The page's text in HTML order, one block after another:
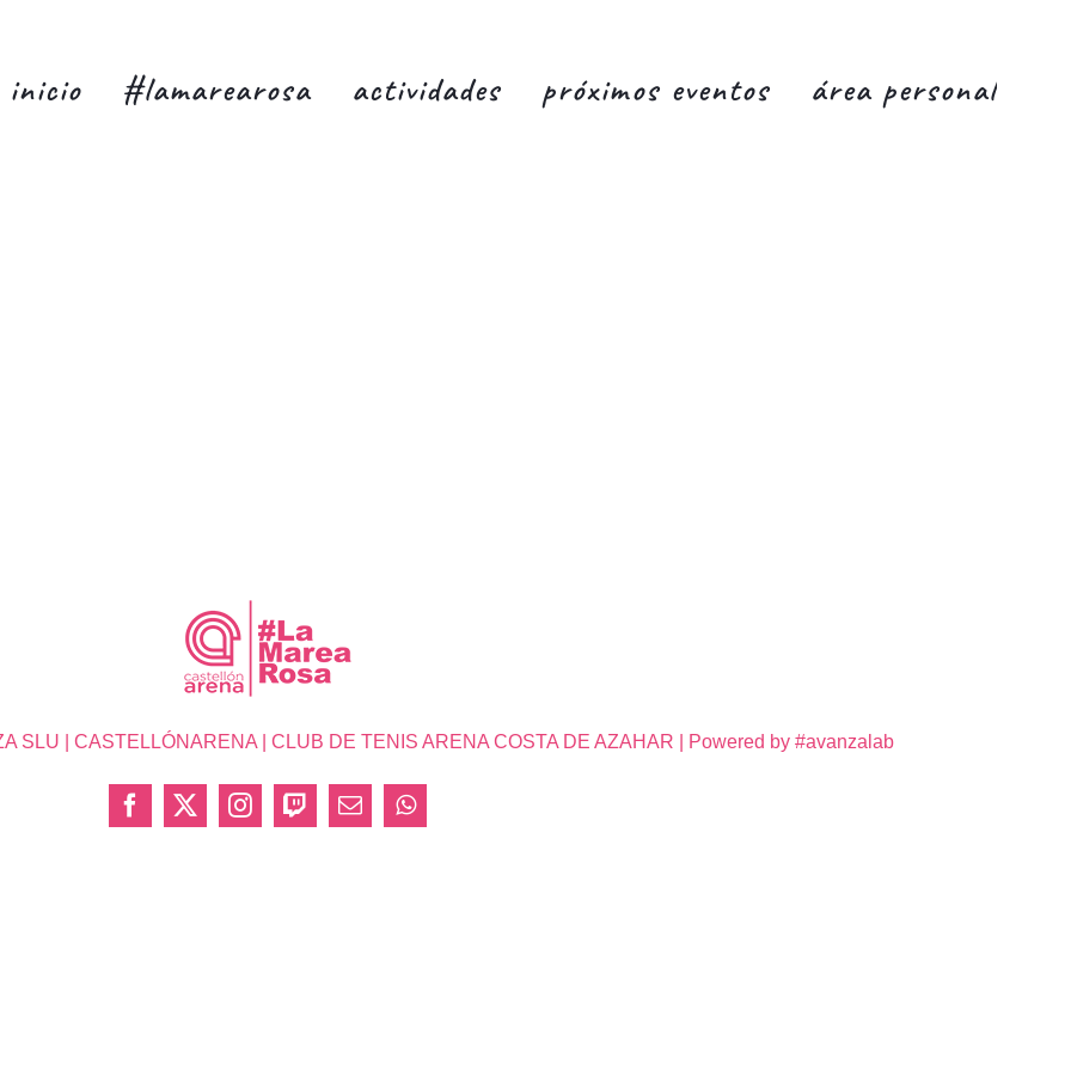
inicio #lamarearosa actividades próximos eventos área personal
| CASTELLÓNARENA | CLUB DE TENIS ARENA COSTA DE AZAHAR | Powered by #avanzalab
Facebook
X InstagramTwitchCorreoWhatsApp